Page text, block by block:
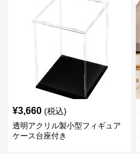
¥3,660 (税込)
透明アクリル製小型フィギュア
ケース台座付き